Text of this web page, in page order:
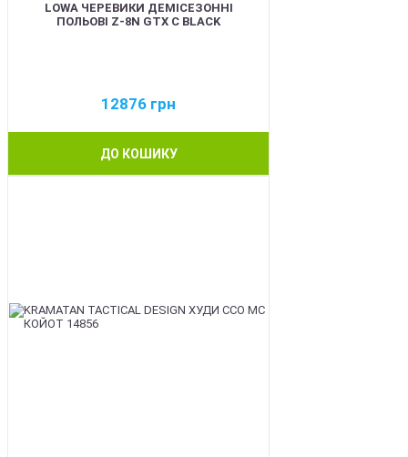
LOWA ЧЕРЕВИКИ ДЕМІСЕЗОННІ
ПОЛЬОВІ Z-8N GTX C BLACK
12876 грн
ДО КОШИКУ